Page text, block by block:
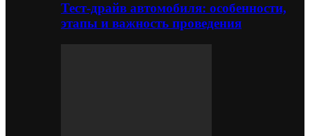
Тест-драйв автомобиля: особенности,
этапы и важность проведения